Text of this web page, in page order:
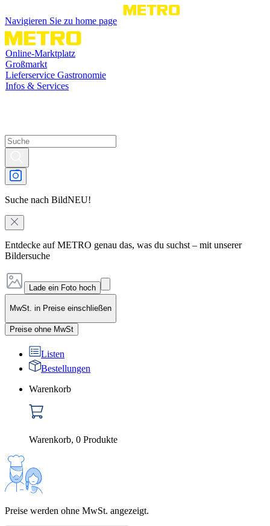
Navigieren Sie zu home page
Online-Marktplatz
Großmarkt
Lieferservice Gastronomie
Infos & Services
Suche nach BildNEU!
Entdecke auf METRO genau das, was du suchst – mit unserer
Bildersuche
Lade ein Foto hoch
MwSt. in Preise einschließen
Preise ohne MwSt
Listen
Bestellungen
Warenkorb
Warenkorb, 0 Produkte
Preise werden ohne MwSt. angezeigt.